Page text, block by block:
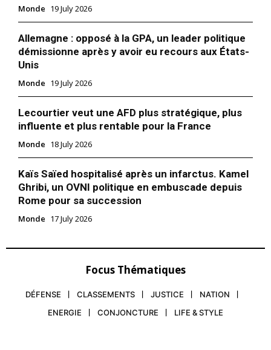
le1.ma
l'information
Insight Publications
Monde 19 July 2026
Allemagne : opposé à la GPA, un leader politique
démissionne après y avoir eu recours aux États-
Unis
Monde 19 July 2026
Lecourtier veut une AFD plus stratégique, plus
influente et plus rentable pour la France
Monde 18 July 2026
Kaïs Saïed hospitalisé après un infarctus. Kamel
Ghribi, un OVNI politique en embuscade depuis
Rome pour sa succession
Monde 17 July 2026
Focus Thématiques
DÉFENSE CLASSEMENTS JUSTICE
NATION
ENERGIE
CONJONCTURE LIFE & STYLE